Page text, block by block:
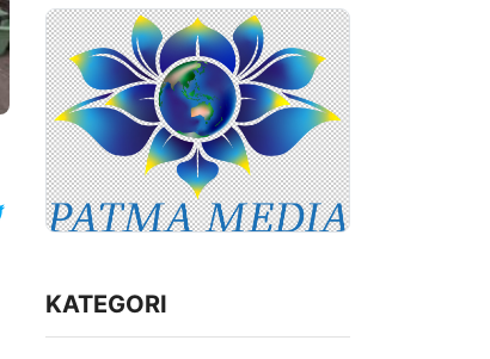
KATEGORI